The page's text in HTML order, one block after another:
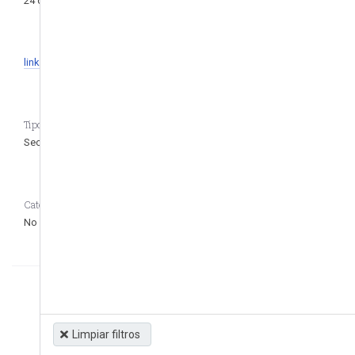
link
Tipo de regulación CASEDATA_para_remover_pregunta
Secundaria
Categoría CASEDATA_para_remover_pregunta
No definido
Limpiar filtros